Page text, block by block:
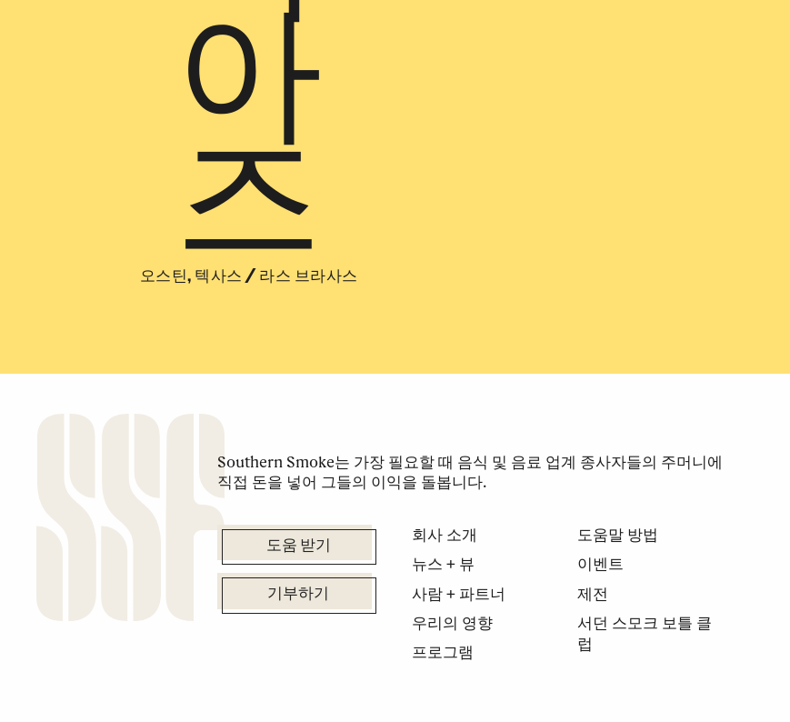
아
즈
오스틴, 텍사스 / 라스 브라사스
Southern Smoke는 가장 필요할 때 음식 및 음료 업계 종사자들의 주머니에
직접 돈을 넣어 그들의 이익을 돌봅니다.
도움 받기
기부하기
회사 소개
뉴스 + 뷰
사람 + 파트너
우리의 영향
프로그램
도움말 방법
이벤트
제전
서던 스모크 보틀 클
럽